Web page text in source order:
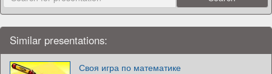
Similar presentations:
Своя игра по математике